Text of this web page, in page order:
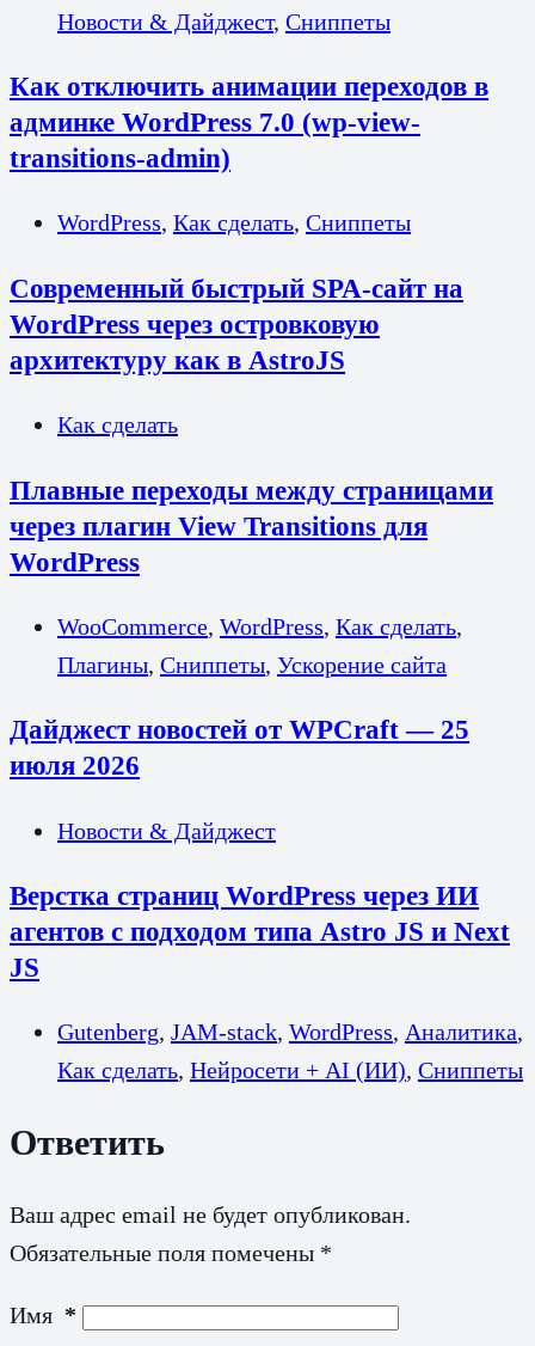
Новости & Дайджест, Сниппеты
Как отключить анимации переходов в
админке WordPress 7.0 (wp-view-
transitions-admin)
WordPress, Как сделать, Сниппеты
Современный быстрый SPA-сайт на
WordPress через островковую
архитектуру как в AstroJS
Как сделать
Плавные переходы между страницами
через плагин View Transitions для
WordPress
WooCommerce, WordPress, Как сделать,
Плагины, Сниппеты, Ускорение сайта
Дайджест новостей от WPCraft — 25
июля 2026
Новости & Дайджест
Верстка страниц WordPress через ИИ
агентов с подходом типа Astro JS и Next
JS
Gutenberg, JAM-stack, WordPress, Аналитика,
Как сделать, Нейросети + AI (ИИ), Сниппеты
Ответить
Ваш адрес email не будет опубликован.
Обязательные поля помечены *
Имя *